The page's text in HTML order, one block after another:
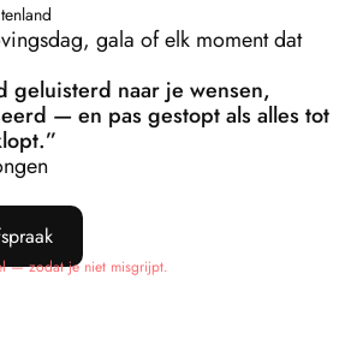
gala of elk moment dat
geluisterd naar je wensen,
— en pas gestopt als alles tot
— zodat je niet misgrijpt.